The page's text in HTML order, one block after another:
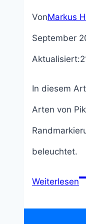
VonMarkus
September
Aktualisiert:
In diesem
Arten von
beleuchtet.
Weiterlesen